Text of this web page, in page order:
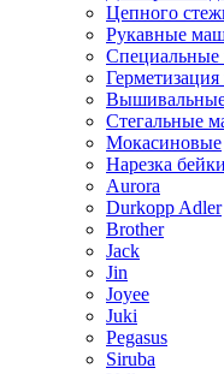
Цепного
Рукавные
Стегальные
Мокасиновые
Нарезка
Aurora
Durkopp Adler
Brother
Jack
Jin
Joyee
Juki
Pegasus
Siruba